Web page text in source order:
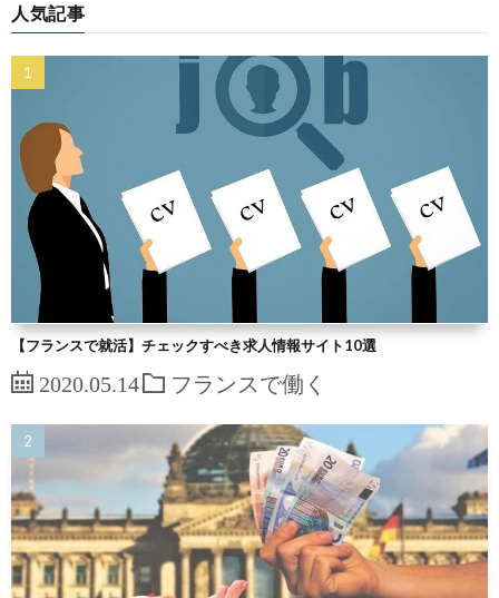
人気記事
【フランスで就活】チェックすべき求人情報サイト10選
2020.05.14 フランスで働く